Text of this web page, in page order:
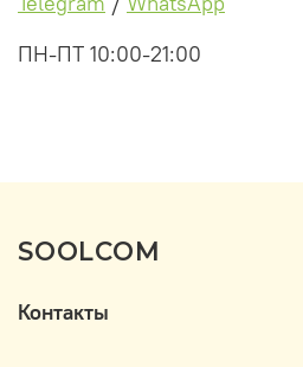
ПН-ПТ 10:00-21:00
SOOLCOM
Контакты